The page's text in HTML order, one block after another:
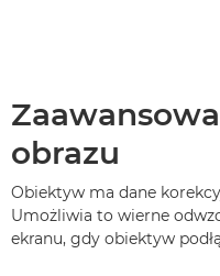
obrazu
Obiektyw ma dane
Umożliwia to wierne
ekranu, gdy obiektyw